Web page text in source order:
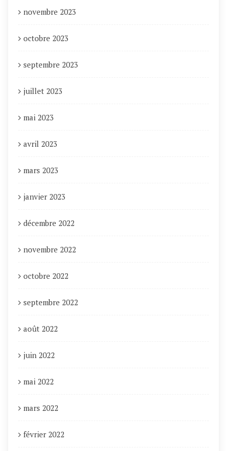
novembre 2023
octobre 2023
septembre 2023
juillet 2023
mai 2023
avril 2023
mars 2023
janvier 2023
décembre 2022
novembre 2022
octobre 2022
septembre 2022
août 2022
juin 2022
mai 2022
mars 2022
février 2022